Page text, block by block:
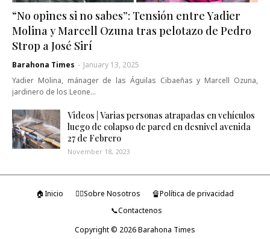
“No opines si no sabes”: Tensión entre Yadier
Molina y Marcell Ozuna tras pelotazo de Pedro
Strop a José Sirí
Barahona Times - January 13, 2025
Yadier Molina, mánager de las Águilas Cibaeñas y Marcell Ozuna,
jardinero de los Leone…
Videos | Varias personas atrapadas en vehículos
luego de colapso de pared en desnivel avenida
27 de Febrero
November 18, 2023
🏠Inicio 🤷‍♂️Sobre Nosotros
🔏Política de privacidad
📞Contactenos
Copyright © 2026Barahona Times